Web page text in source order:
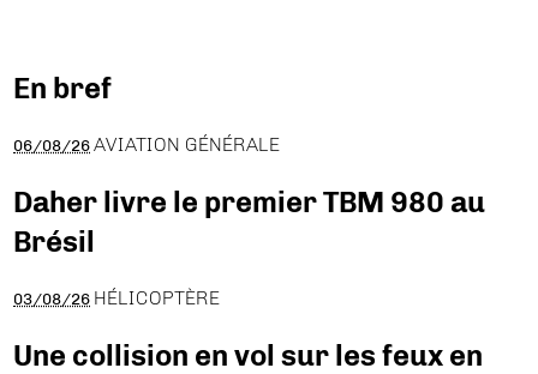
En bref
06/08/26 AVIATION GÉNÉRALE
Daher livre le premier TBM 980 au
Brésil
03/08/26 HÉLICOPTÈRE
Une collision en vol sur les feux en